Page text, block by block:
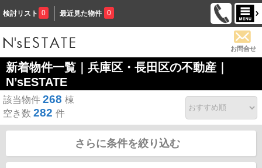
検討リスト 0 最近見た物件 0
お問合せ
新着物件一覧｜兵庫区・長田区の不動産｜
N’sESTATE
該当物件 268 棟
空き数 282 件
さらに条件を絞り込む